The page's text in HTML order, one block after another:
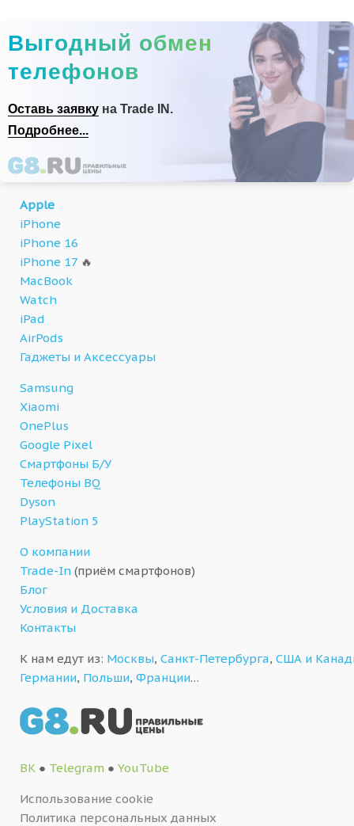
Выгодный обмен
телефонов
Оставь заявку на Trade IN.
Подробнее...
Apple
iPhone
iPhone 16
iPhone 17 🔥
MacBook
Watch
iPad
AirPods
Гаджеты и Аксессуары
Samsung
Xiaomi
OnePlus
Google Pixel
Смартфоны Б/У
Телефоны BQ
Dyson
PlayStation 5
О компании
Trade-In (приём смартфонов)
Блог
Условия и Доставка
Контакты
К нам едут из: Москвы, Санкт-Петербурга, США и
Германии, Польши, Франции…
ВК ● Telegram ● YouTube
Использование cookie
Политика персональных данных